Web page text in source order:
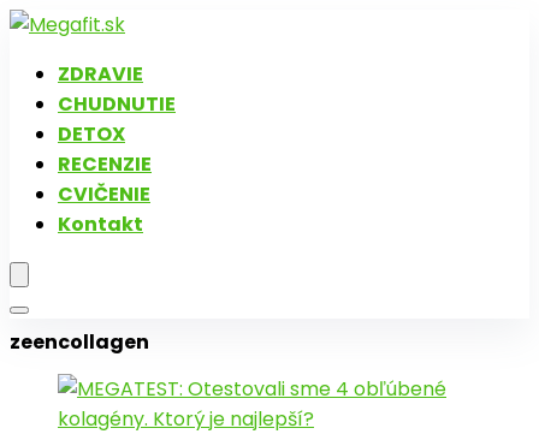
ZDRAVIE
CHUDNUTIE
DETOX
RECENZIE
CVIČENIE
Kontakt
zeencollagen